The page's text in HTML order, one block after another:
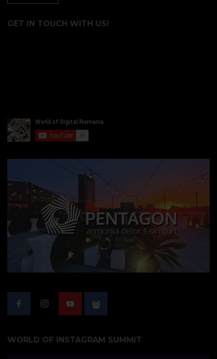
GET IN TOUCH WITH US!
WORLD OF INSTAGRAM SUMMIT